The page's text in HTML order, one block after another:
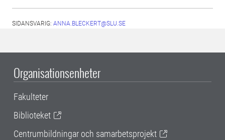
SIDANSVARIG: ANNA.BLECKERT@SLU.SE
Organisationsenheter
Fakulteter
Biblioteket
Centrumbildningar och samarbetsprojekt